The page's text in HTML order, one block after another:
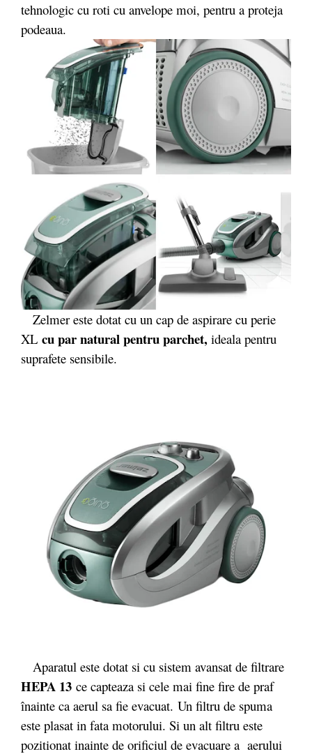
tehnologic cu roti cu anvelope moi, pentru a proteja
podeaua.
Zelmer este dotat cu un cap de aspirare cu perie
XL cu par natural pentru parchet, ideala pentru
suprafete sensibile.
Aparatul este dotat si cu sistem avansat de filtrare
HEPA 13 ce capteaza si cele mai fine fire de praf
înainte ca aerul sa fie evacuat. Un filtru de spuma
este plasat in fata motorului. Si un alt filtru este
pozitionat inainte de orificiul de evacuare a aerului